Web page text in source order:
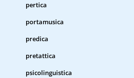
pertica
portamusica
predica
pretattica
psicolinguistica